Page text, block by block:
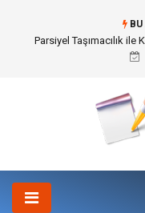
BU
Br544 ile Lastik ve